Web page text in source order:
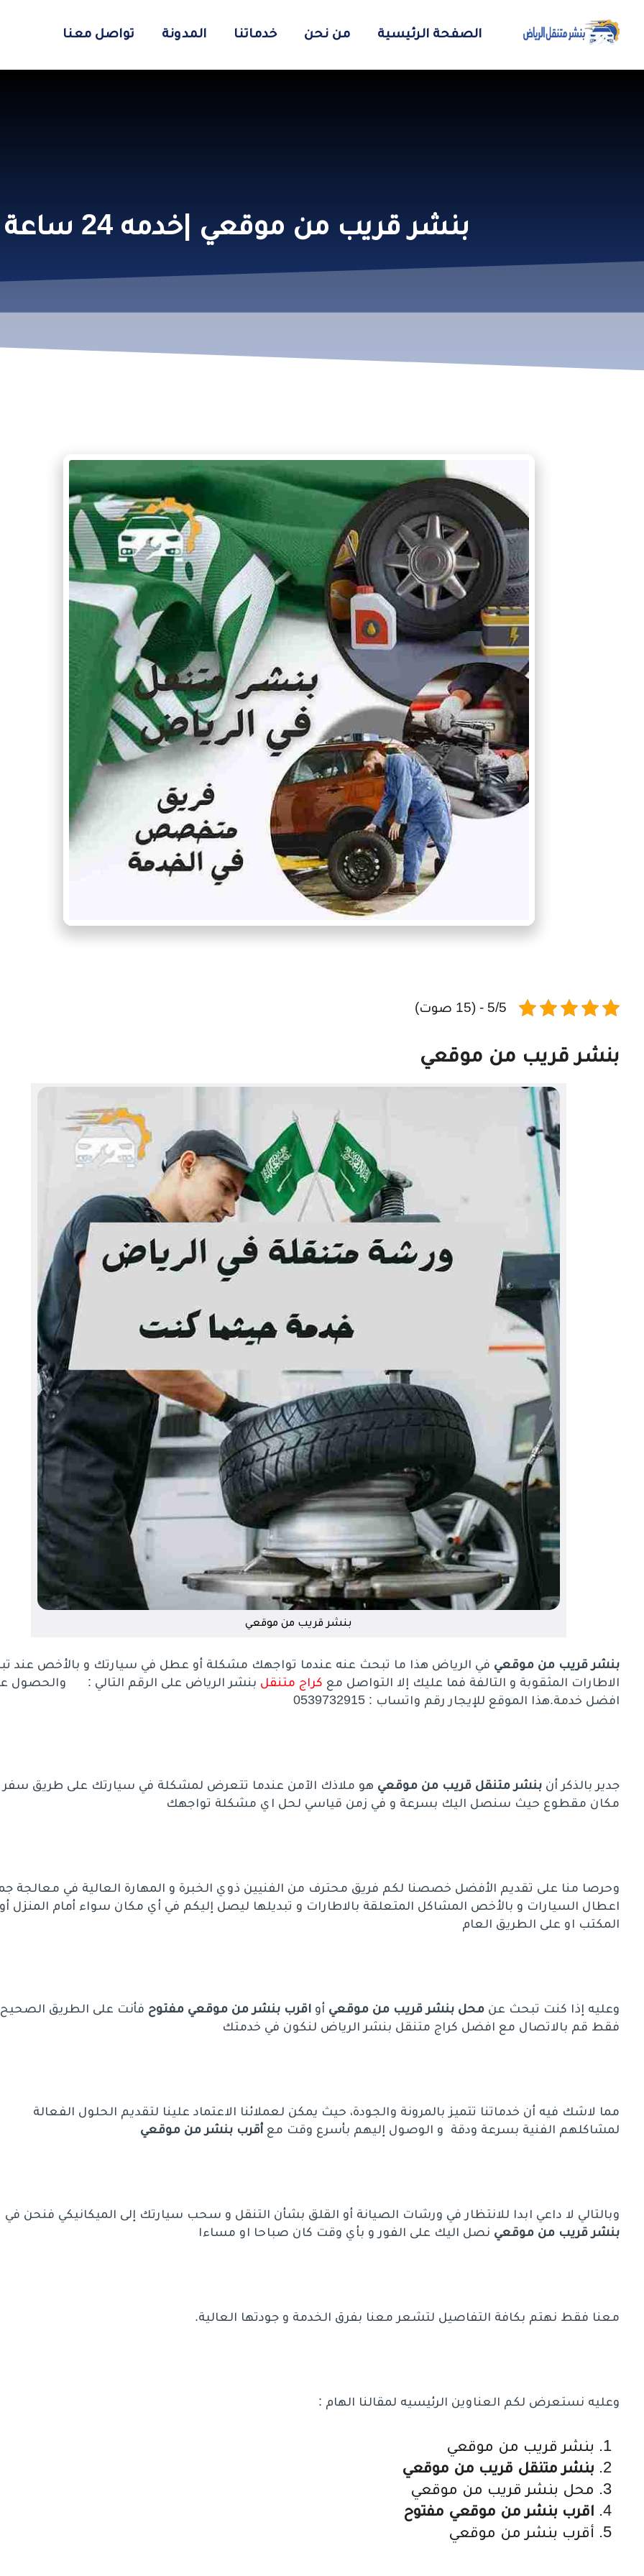
الصفحة الرئيسية من نحن خدماتنا المدونة تواصل معنا
بنشر قريب من موقعي |خدمه 24 ساعة اتصل فورا”
5/5 - (15 صوت)
بنشر قريب من موقعي
بنشر قريب من موقعي
بنشر قريب من موقعي في الرياض هذا ما تبحث عنه عندما تواجهك مشكلة أو عطل في سيارتك و بالأخص عند
الاطارات المثقوبة و التالفة فما عليك إلا التواصل مع كراج متنقل بنشر الرياض على الرقم التالي : والحصول
افضل خدمة.هذا الموقع للإيجار رقم واتساب : 0539732915
جدير بالذكر أن بنشر متنقل قريب من موقعي هو ملاذك الآمن عندما تتعرض لمشكلة في سيارتك على طريق سفر
مكان مقطوع حيث سنصل اليك بسرعة و في زمن قياسي لحل اي مشكلة تواجهك
وحرصا منا على تقديم الأفضل خصصنا لكم فريق محترف من الفنيين ذوي الخبرة و المهارة العالية في معالجة
اعطال السيارات و بالأخص المشاكل المتعلقة بالاطارات و تبديلها ليصل إليكم في أي مكان سواء أمام المنزل أو
المكتب او على الطريق العام
وعليه إذا كنت تبحث عن محل بنشر قريب من موقعي أو اقرب بنشر من موقعي مفتوح فأنت على الطريق الصحيح
فقط قم بالاتصال مع افضل كراج متنقل بنشر الرياض لنكون في خدمتك
مما لاشك فيه أن خدماتنا تتميز بالمرونة والجودة، حيث يمكن لعملائنا الاعتماد علينا لتقديم الحلول الفعالة
لمشاكلهم الفنية بسرعة ودقة و الوصول إليهم بأسرع وقت مع أقرب بنشر من موقعي
وبالتالي لا داعي ابدا للانتظار في ورشات الصيانة أو القلق بشأن التنقل و سحب سيارتك إلى الميكانيكي فنحن في
بنشر قريب من موقعي نصل اليك على الفور و بأي وقت كان صباحا او مساءا
معنا فقط نهتم بكافة التفاصيل لتشعر معنا بفرق الخدمة و جودتها العالية.
وعليه نستعرض لكم العناوين الرئيسيه لمقالنا الهام :
بنشر قريب من موقعي
بنشر متنقل قريب من موقعي
محل بنشر قريب من موقعي
اقرب بنشر من موقعي مفتوح
أقرب بنشر من موقعي